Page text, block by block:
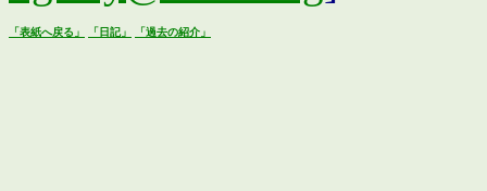
「表紙へ戻る」 「日記」 「過去の紹介」